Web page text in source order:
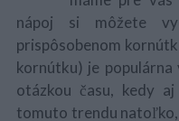
nápoj si môžete
prispôsobenom
kornútku) je populárna
otázkou času, kedy
tomuto trendu natoľko,